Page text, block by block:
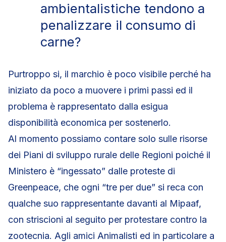
ambientalistiche tendono a
penalizzare il consumo di
carne?
Purtroppo si, il marchio è poco visibile perché ha
iniziato da poco a muovere i primi passi ed il
problema è rappresentato dalla esigua
disponibilità economica per sostenerlo.
Al momento possiamo contare solo sulle risorse
dei Piani di sviluppo rurale delle Regioni poiché il
Ministero è “ingessato” dalle proteste di
Greenpeace, che ogni “tre per due” si reca con
qualche suo rappresentante davanti al Mipaaf,
con striscioni al seguito per protestare contro la
zootecnia. Agli amici Animalisti ed in particolare a